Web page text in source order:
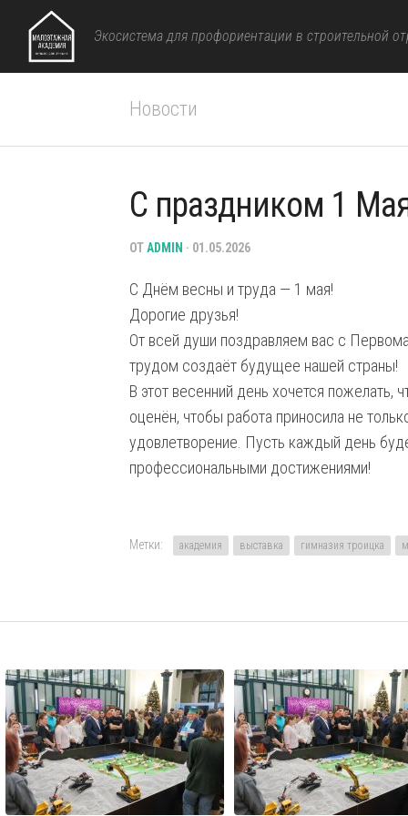
Перейти
содержанию
Экосистема для профориентации в строительной
Новости
С праздником 1
ОТADMIN · 01.05.2026
С Днём весны и труда — 1 мая!
Дорогие друзья!
От всей души поздравляем вас с
трудом создаёт будущее нашей страны!
В этот весенний день хочется
оценён, чтобы работа приносила не
удовлетворение. Пусть каждый день
профессиональными достижениями!
Метки: академия выставка гимназия троицка